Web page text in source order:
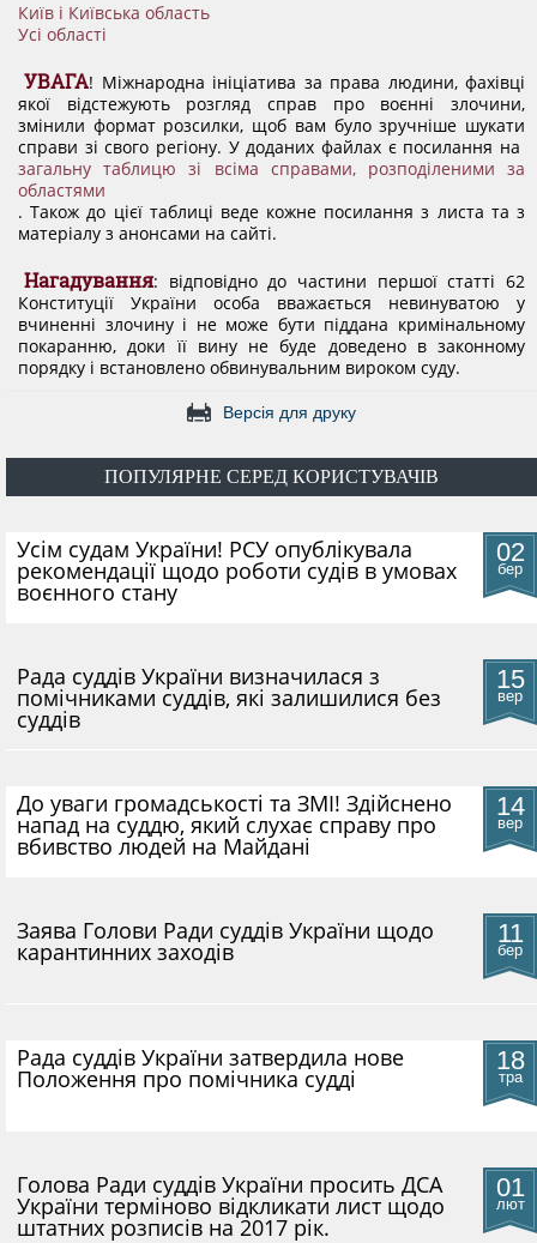
Київ і Київська область
Усі області
УВАГА! Міжнародна ініціатива за права людини, фахівці
якої відстежують розгляд справ про воєнні злочини,
змінили формат розсилки, щоб вам було зручніше шукати
справи зі свого регіону. У доданих файлах є посилання на
загальну таблицю зі всіма справами, розподіленими за
областями
. Також до цієї таблиці веде кожне посилання з листа та з
матеріалу з анонсами на сайті.
Нагадування: відповідно до частини першої статті 62
Конституції України особа вважається невинуватою у
вчиненні злочину і не може бути піддана кримінальному
покаранню, доки її вину не буде доведено в законному
порядку і встановлено обвинувальним вироком суду.
Версія для друку
ПОПУЛЯРНЕ СЕРЕД КОРИСТУВАЧІВ
02
бер
​Усім судам України! РСУ опублікувала
рекомендації щодо роботи судів в умовах
воєнного стану
15
вер
Рада суддів України визначилася з
помічниками суддів, які залишилися без
суддів
14
вер
До уваги громадськості та ЗМІ! Здійснено
напад на суддю, який слухає справу про
вбивство людей на Майдані
11
бер
​Заява Голови Ради суддів України щодо
карантинних заходів
18
тра
Рада суддів України затвердила нове
Положення про помічника судді
01
лют
Голова Ради суддів України просить ДСА
України терміново відкликати лист щодо
штатних розписів на 2017 рік.